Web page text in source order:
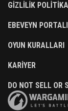
GIZLILIK
EBEVEYN PORTALI
OYUN KURALLARI
KARIYER
DO NOT SELL OR